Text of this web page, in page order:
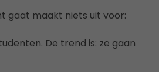
gaat maakt niets uit voor:
De trend is: ze gaan